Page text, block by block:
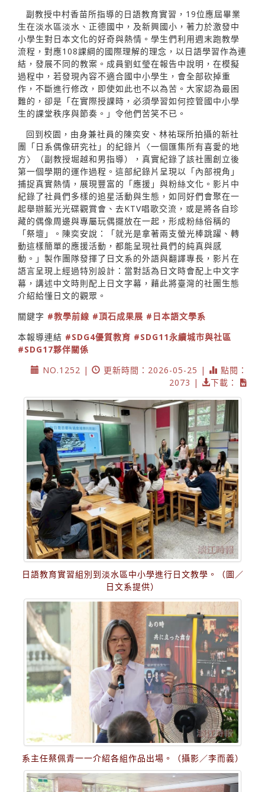
副教授中村香苗所指導的日語教育實習，19位應屆畢業
生在淡水區淡水、正德國中，及新興國小，著力於激發中
小學生對日本文化的好奇與熱情。學生們利用週末跑教學
流程，對應108課綱的國際理解的理念，以日語學習作為連
結，發展不同的教案。成員劉虹瑩在報告中說明，在模擬
過程中，若發現內容不適合國中小學生，會全部砍掉重
作，不斷進行修改，即使如此也不以為苦。大家認為最困
難的，卻是「在實際授課時，必須學習如何控管國中小學
生的課堂秩序與節奏。」令他們苦笑不已。
回到校園，由身兼社員的陳奕安、林祐琛所拍攝的新社
團「日系偶像研究社」的紀錄片〈一個匯集所有喜愛的地
方〉（副教授堀越和男指導），真實紀錄了該社團創立後
第一個學期的運作過程。這部紀錄片呈現以「內部視角」
捕捉真實熱情，展現豐富的「應援」與粉絲文化。影片中
紀錄了社員們多樣的追星活動與生態，如同好們會聚在一
起舉辦藍光光碟觀賞會、去KTV唱歌交流，或是將各自珍
藏的偶像周邊與專屬玩偶擺放在一起，形成粉絲俗稱的
「祭壇」。陳奕安說：「就光是拿著兩支螢光棒跳躍、轉
動這樣簡單的應援活動，都能呈現社員們的純真與感
動。」製作團隊發揮了日文系的外語與翻譯專長，影片在
語言呈現上經過特別設計：當對話為日文時會配上中文字
幕，講述中文時則配上日文字幕，藉此將臺灣的社團生態
介紹給懂日文的觀眾。
關鍵字 #教學前線 #頂石成果展 #日本語文學系
本報導連結 #SDG4優質教育 #SDG11永續城市與社區
#SDG17夥伴關係
NO.1252 |
更新時間：2026-05-25 |
點閱：
2073 |
下載：
日語教育實習組別到淡水區中小學進行日文教學。（圖／
日文系提供）
系主任蔡佩青一一介紹各組作品出場。（攝影／李而義）